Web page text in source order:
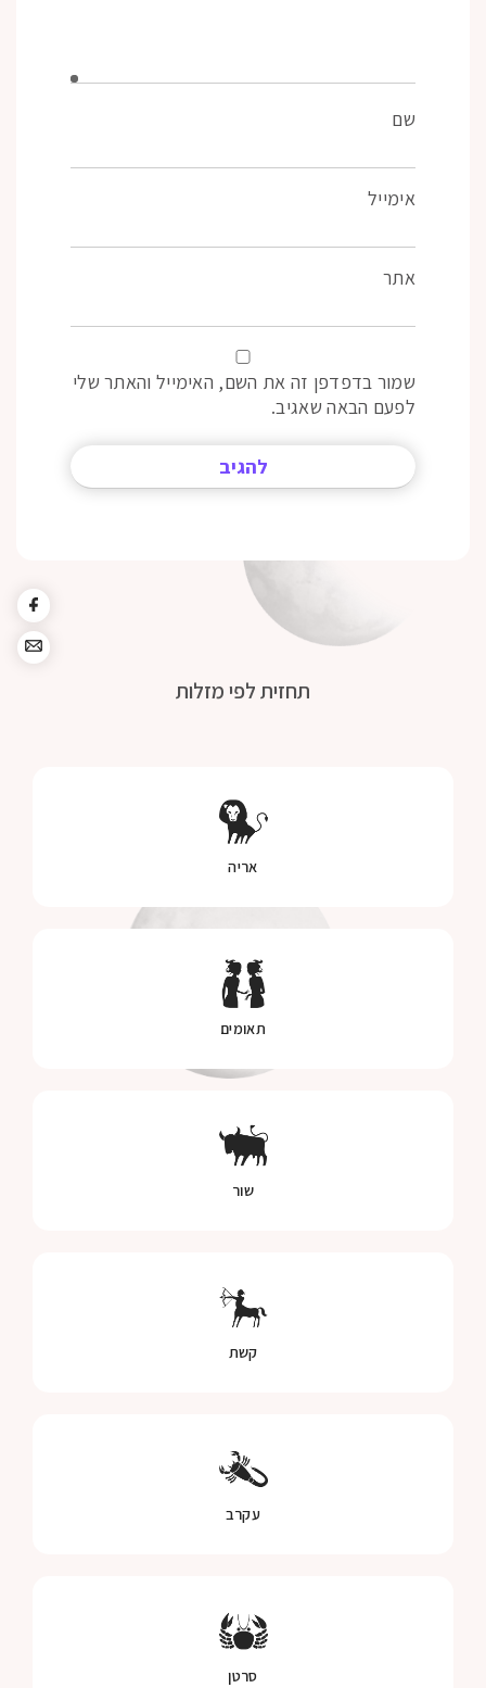
שם
אימייל
אתר
שמור בדפדפן זה את השם, האימייל והאתר שלי
לפעם הבאה שאגיב.
תחזית לפי מזלות
אריה
תאומים
שור
קשת
עקרב
סרטן